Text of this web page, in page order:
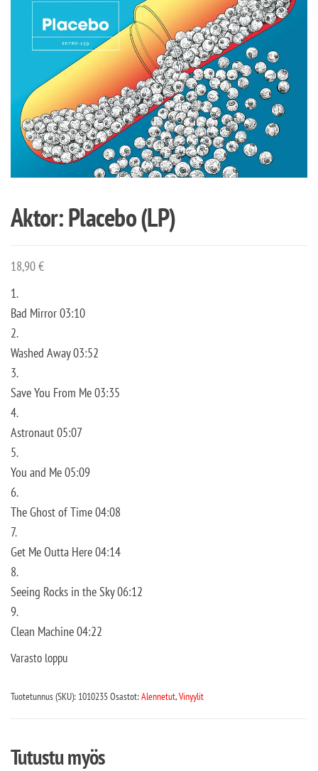
Aktor: Placebo (LP)
18,90€
1.
Bad Mirror 03:10
2.
Washed Away 03:52
3.
Save You From Me 03:35
4.
Astronaut 05:07
5.
You and Me 05:09
6.
The Ghost of Time 04:08
7.
Get Me Outta Here 04:14
8.
Seeing Rocks in the Sky 06:12
9.
Clean Machine 04:22
Varasto loppu
Tuotetunnus (SKU): 1010235Osastot:Alennetut,Vinyylit
Tutustu myös